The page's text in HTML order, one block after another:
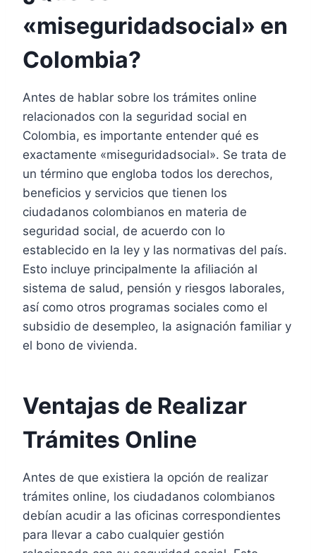
«miseguridadsocial» en
Colombia?
Antes de hablar sobre los trámites online
relacionados con la seguridad social en
Colombia, es importante entender qué es
exactamente «miseguridadsocial». Se trata de
un término que engloba todos los derechos,
beneficios y servicios que tienen los
ciudadanos colombianos en materia de
seguridad social, de acuerdo con lo
establecido en la ley y las normativas del país.
Esto incluye principalmente la afiliación al
sistema de salud, pensión y riesgos laborales,
así como otros programas sociales como el
subsidio de desempleo, la asignación familiar y
el bono de vivienda.
Ventajas de Realizar
Trámites Online
Antes de que existiera la opción de realizar
trámites online, los ciudadanos colombianos
debían acudir a las oficinas correspondientes
para llevar a cabo cualquier gestión